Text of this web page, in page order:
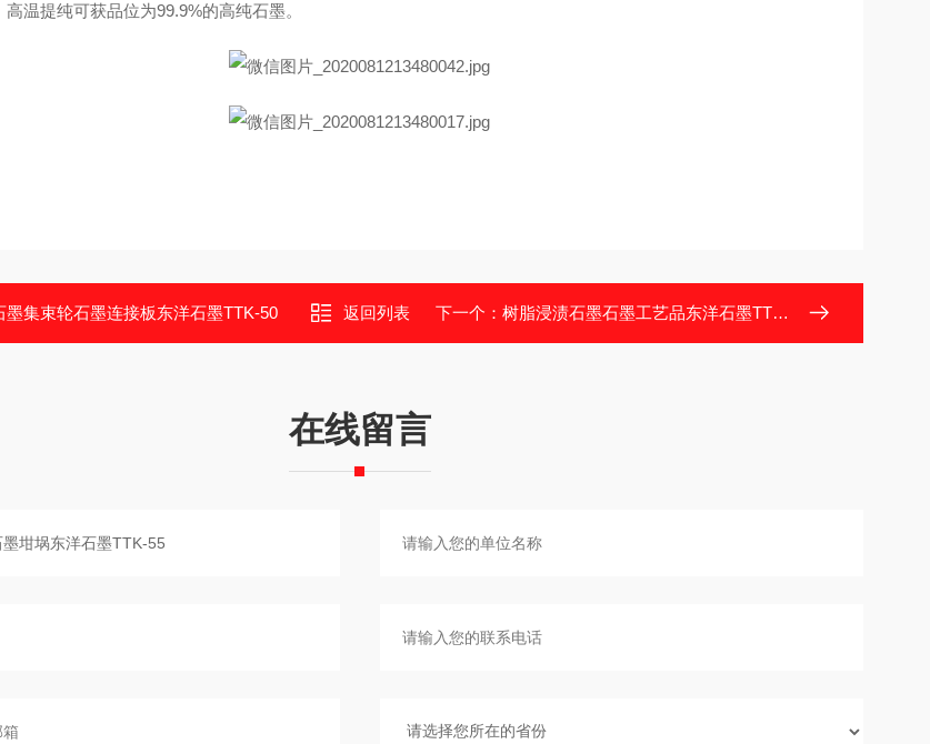
温提纯可获品位为99.9%的高纯石墨。
墨集束轮石墨连接板东洋石墨TTK-50 返回列表 下一个： 树脂浸渍石墨石墨工艺品东洋石墨TTK-3
在线留言